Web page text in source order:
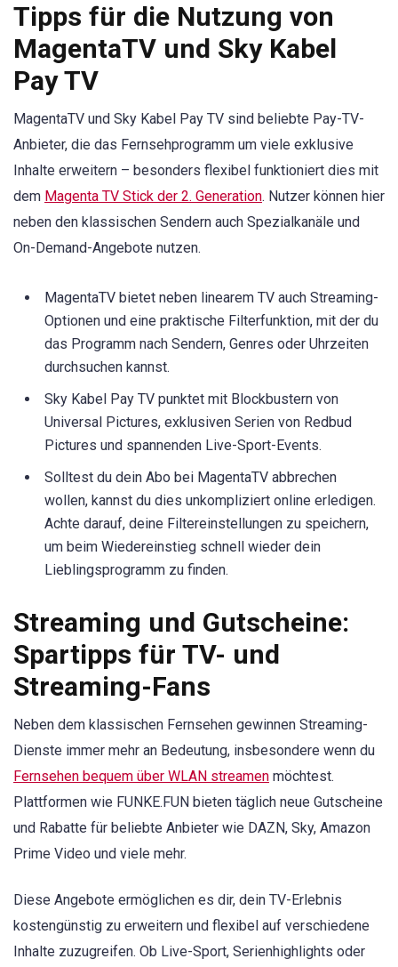
Tipps für die Nutzung von
MagentaTV und Sky Kabel
Pay TV
MagentaTV und Sky Kabel Pay TV sind beliebte Pay-TV-
Anbieter, die das Fernsehprogramm um viele exklusive
Inhalte erweitern – besonders flexibel funktioniert dies mit
dem Magenta TV Stick der 2. Generation. Nutzer können hier
neben den klassischen Sendern auch Spezialkanäle und
On-Demand-Angebote nutzen.
MagentaTV bietet neben linearem TV auch Streaming-
Optionen und eine praktische Filterfunktion, mit der du
das Programm nach Sendern, Genres oder Uhrzeiten
durchsuchen kannst.
Sky Kabel Pay TV punktet mit Blockbustern von
Universal Pictures, exklusiven Serien von Redbud
Pictures und spannenden Live-Sport-Events.
Solltest du dein Abo bei MagentaTV abbrechen
wollen, kannst du dies unkompliziert online erledigen.
Achte darauf, deine Filtereinstellungen zu speichern,
um beim Wiedereinstieg schnell wieder dein
Lieblingsprogramm zu finden.
Streaming und Gutscheine:
Spartipps für TV- und
Streaming-Fans
Neben dem klassischen Fernsehen gewinnen Streaming-
Dienste immer mehr an Bedeutung, insbesondere wenn du
Fernsehen bequem über WLAN streamen möchtest.
Plattformen wie FUNKE.FUN bieten täglich neue Gutscheine
und Rabatte für beliebte Anbieter wie DAZN, Sky, Amazon
Prime Video und viele mehr.
Diese Angebote ermöglichen es dir, dein TV-Erlebnis
kostengünstig zu erweitern und flexibel auf verschiedene
Inhalte zuzugreifen. Ob Live-Sport, Serienhighlights oder